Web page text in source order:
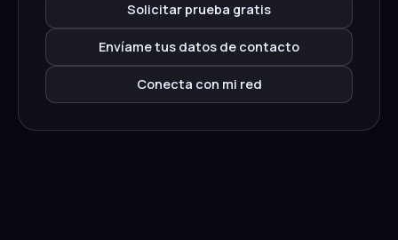
Solicitar prueba gratis
Envíame tus datos de contacto
Conecta con mi red